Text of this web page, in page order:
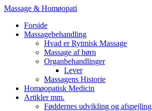
Massage & Homøopati
Forside
Massagebehandling
Hvad er Rytmisk Massage
Massage af børn
Organbehandlinger
Lever
Massagens Historie
Homøopatisk Medicin
Artikler mm.
Føddernes udvikling og afspejling